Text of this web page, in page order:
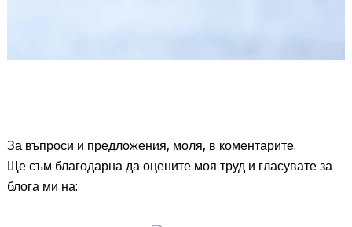
За въпроси и предложения, моля, в коментарите.
Ще съм благодарна да оцените моя труд и гласувате за
блога ми на: